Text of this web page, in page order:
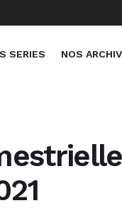
SERIES NOS